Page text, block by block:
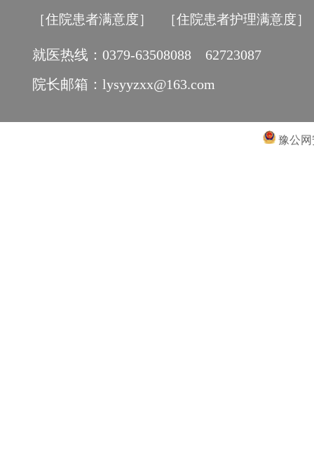
［住院患者满意度］ ［住院患者护理满意度］
就医热线：0379-63508088 62723087
院长邮箱：lysyyzxx@163.com
豫公网